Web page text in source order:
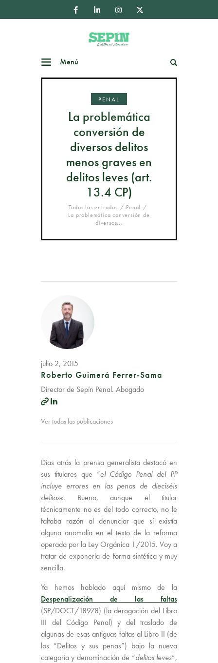
Menú
PENAL
La problemática
conversión de
diversos delitos
menos graves en
delitos leves (art.
13.4 CP)
Todas las entradas
Penal
La problemática conversión de
diversos...
julio 2, 2015
Roberto Guimerá Ferrer-Sama
Director de Sepín Penal. Abogado
Ver todas las publicaciones
Días atrás la prensa generalista destacó en
sus titulares que “el Código Penal del PP
incluye errores en las penas de dieciséis
delitos«. Bueno, aunque el titular
técnicamente no es del todo correcto, no le
faltaba razón al denunciar que sí existía
alguna anomalía en el texto de la reforma
operada por la Ley Orgánica 1/2015. Voy a
tratar de exponerla de forma sintética y muy
sencilla.
Ya hemos hablado aquí mismo de la
Despenalización de las faltas
(SP/DOCT/18978) (la derogación del Libro
III del Código Penal) y del traslado de
algunas de esas antiguas faltas al Libro II (de
los “Delitos y sus penas”) bajo la nueva
categoría y denominación de “delitos leves”,